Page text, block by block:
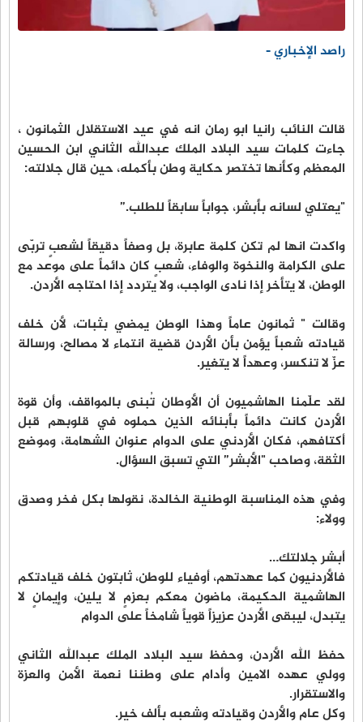
راصد الإخباري -
قالت النائب رانيا ابو رمان انه في عيد الاستقلال الثمانون ،
جاءت كلمات سيد البلاد الملك عبدالله الثاني ابن الحسين
المعظم وكأنها تختصر حكاية وطن بأكمله، حين قال جلالته:
"يعتلي لسانه بأبشر، جواباً سابقاً للطلب.”
واكدت انها لم تكن كلمة عابرة، بل وصفاً دقيقاً لشعبٍ تربّى
على الكرامة والنخوة والوفاء، شعبٍ كان دائماً على موعد مع
الوطن، لا يتأخر إذا نادى الواجب، ولا يتردد إذا احتاجه الأردن.
وقالت " ثمانون عاماً وهذا الوطن يمضي بثبات، لأن خلف
قيادته شعباً يؤمن بأن الأردن قضية انتماء لا مصالح، ورسالة
عزّ لا تنكسر، وعهداً لا يتغير.
لقد علّمنا الهاشميون أن الأوطان تُبنى بالمواقف، وأن قوة
الأردن كانت دائماً بأبنائه الذين حملوه في قلوبهم قبل
أكتافهم، فكان الأردني على الدوام عنوان الشهامة، وموضع
الثقة، وصاحب "الأبشر” التي تسبق السؤال.
وفي هذه المناسبة الوطنية الخالدة، نقولها بكل فخر وصدق
وولاء:
أبشر جلالتك…
فالأردنيون كما عهدتهم، أوفياء للوطن، ثابتون خلف قيادتكم
الهاشمية الحكيمة، ماضون معكم بعزمٍ لا يلين، وإيمانٍ لا
يتبدل، ليبقى الأردن عزيزاً قوياً شامخاً على الدوام
حفظ الله الأردن، وحفظ سيد البلاد الملك عبدالله الثاني
وولي عهده الامين وأدام على وطننا نعمة الأمن والعزة
والاستقرار.
وكل عام والأردن وقيادته وشعبه بألف خير.